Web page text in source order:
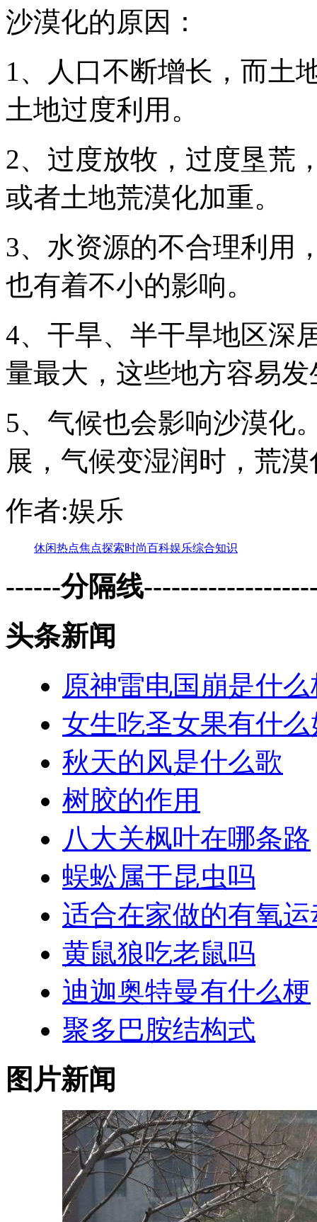
沙漠化的原因：
1、人口不断增长，而土
土地过度利用。
2、过度放牧，过度垦荒
或者土地荒漠化加重。
3、水资源的不合理利用
也有着不小的影响。
4、干旱、半干旱地区深
量最大，这些地方容易
5、气候也会影响沙漠化
展，气候变湿润时，荒
作者:娱乐
休闲热点焦点探索时尚百科娱乐综合知识
------分隔线
头条新闻
原神雷电国崩是什么
女生吃圣女果有什
秋天的风是什么歌
树胶的作用
八大关枫叶在哪条路
蜈蚣属于昆虫吗
适合在家做的有氧运
黄鼠狼吃老鼠吗
迪迦奥特曼有什么梗
聚多巴胺结构式
图片新闻